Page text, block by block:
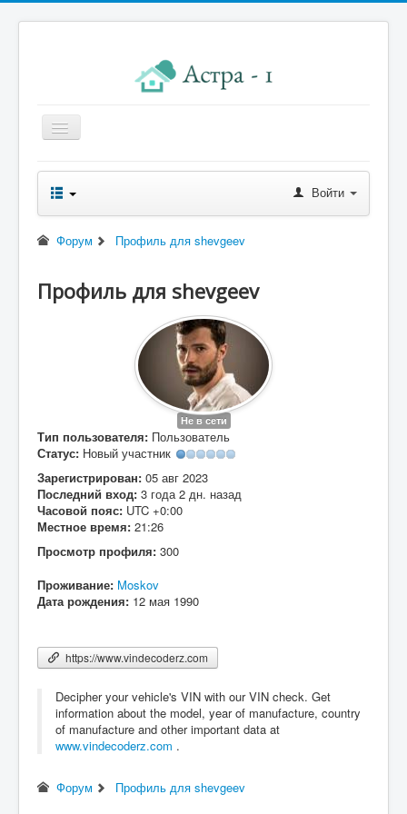
Главная
Новости правления
Начисления к оплате
Реквизиты
Войти
Форум Профиль для shevgeev
Профиль для shevgeev
Не в сети
Тип пользователя: Пользователь
Статус: Новый участник
Зарегистрирован: 05 авг 2023
Последний вход: 3 года 2 дн. назад
Часовой пояс: UTC +0:00
Местное время: 21:26
Просмотр профиля: 300
Проживание: Moskov
Дата рождения: 12 мая 1990
https://www.vindecoderz.com
Decipher your vehicle's VIN with our VIN check. Get
information about the model, year of manufacture, country
of manufacture and other important data at
www.vindecoderz.com .
Форум Профиль для shevgeev